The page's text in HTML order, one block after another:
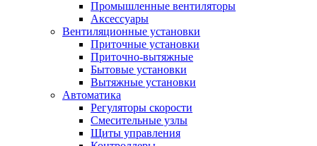
Промышленные вентиляторы
Аксессуары
Вентиляционные установки
Приточные установки
Приточно-вытяжные
Бытовые установки
Вытяжные установки
Автоматика
Регуляторы скорости
Смесительные узлы
Щиты управления